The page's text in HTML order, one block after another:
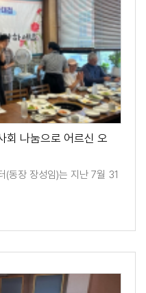
회 나눔으로 어르신 오
(동장 장성임)는 지난 7월 31